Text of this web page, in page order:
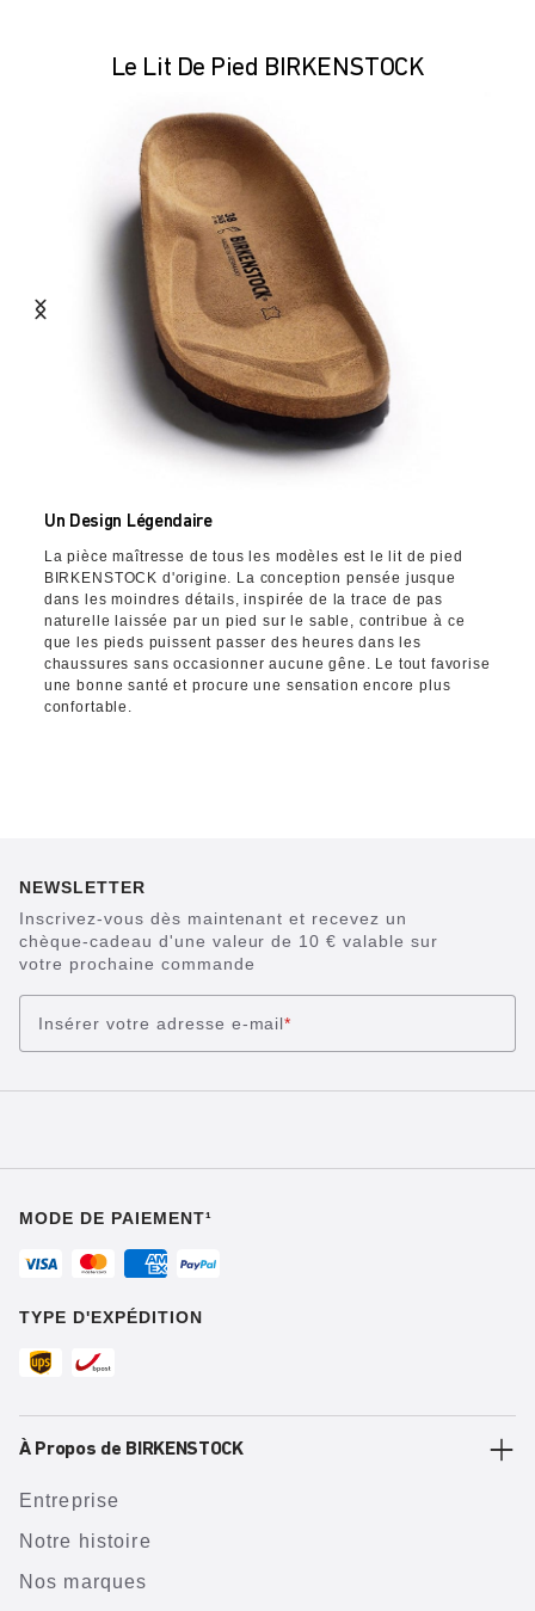
Le Lit De Pied BIRKENSTOCK
Un Design Légendaire
La pièce maîtresse de tous les modèles est le lit de pied
BIRKENSTOCK d'origine. La conception pensée jusque
dans les moindres détails, inspirée de la trace de pas
naturelle laissée par un pied sur le sable, contribue à ce
que les pieds puissent passer des heures dans les
chaussures sans occasionner aucune gêne. Le tout favorise
une bonne santé et procure une sensation encore plus
confortable.
NEWSLETTER
Inscrivez-vous dès maintenant et recevez un
chèque-cadeau d'une valeur de 10 € valable sur
votre prochaine commande
Insérer votre adresse e-mail*
MODE DE PAIEMENT¹
TYPE D'EXPÉDITION
À Propos de BIRKENSTOCK
Entreprise
Notre histoire
Nos marques